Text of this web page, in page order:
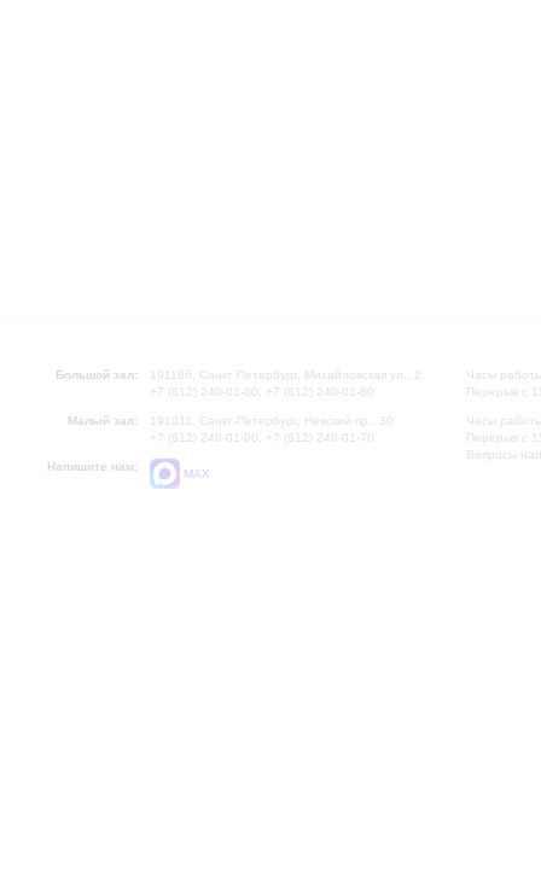
Большой зал:
191186, Санкт-Петербург, Михайловская ул., 2
+7 (812) 240-01-00, +7 (812) 240-01-80
Малый зал:
191011, Санкт-Петербург, Невский пр., 30
+7 (812) 240-01-00, +7 (812) 240-01-70
Напишите нам:
MAX
Часы
Перерыв с
Часы
Перерыв с
Вопросы